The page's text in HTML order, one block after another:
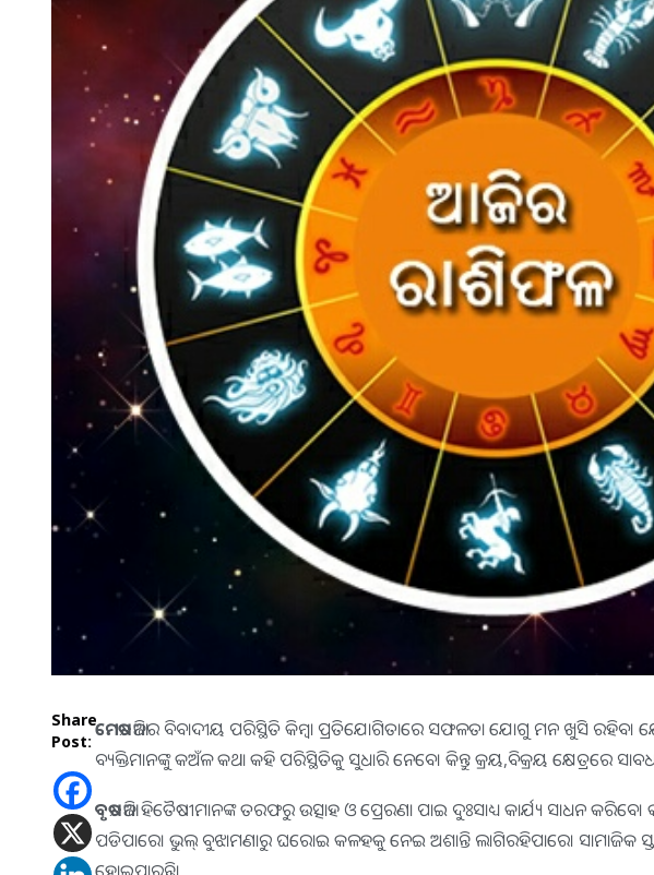
Share
Post:
ମେଷ:- ଆଜିର ବିବାଦୀୟ ପରିସ୍ଥିତି କିମ୍ବା ପ୍ରତିଯୋଗିତାରେ ସଫଳତା ଯୋଗୁ ମନ ଖୁସି ରହିବ।
ବ୍ୟକ୍ତିମାନଙ୍କୁ କଅଁଳ କଥା କହି ପରିସ୍ଥିତିକୁ ସୁଧାରି ନେବେ। କିନ୍ତୁ କ୍ରୟ,ବିକ୍ରୟ କ୍ଷେତ୍ରରେ
ବୃଷ:- ଆଜି ହିତୈଷୀମାନଙ୍କ ତରଫରୁ ଉତ୍ସାହ ଓ ପ୍ରେରଣା ପାଇ ଦୁଃସାଧ୍ୟ କାର୍ଯ୍ୟ ସାଧନ କରିବେ।
ପଡିପାରେ। ଭୁଲ୍‌ ବୁଝାମଣାରୁ ଘରୋଇ କଳହକୁ ନେଇ ଅଶାନ୍ତି ଲାଗିରହିପାରେ। ସାମାଜିକ